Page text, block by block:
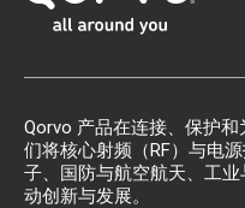
Qorvo 产品在连接、保护
们将核心射频（RF）与电
子、国防与航空航天、工
动创新与发展。